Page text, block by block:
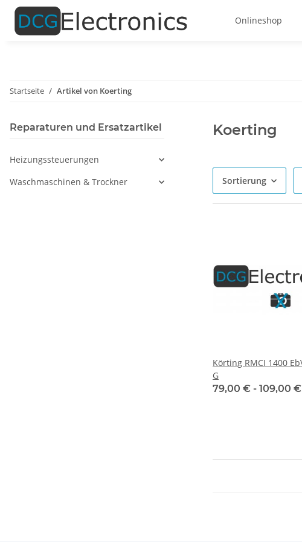
Onlineshop
Startseite Artikel von Koerting
Koerting
Sortierung
Körting RMCI 1400
G
79,00 € - 109,00 €
Reparaturen und Ersatzartikel
Heizungssteuerungen
Waschmaschinen & Trockner